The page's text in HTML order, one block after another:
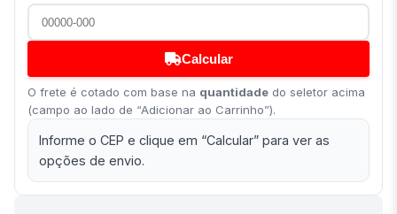
Calcular
O frete é cotado com base na quantidade do seletor acima
(campo ao lado de “Adicionar ao Carrinho”).
Informe o CEP e clique em “Calcular” para ver as
opções de envio.